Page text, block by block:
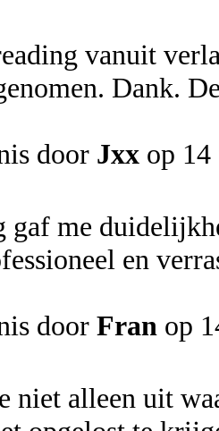
vanuit
Dank.
door Jxx op
gaf me
en
door Fran op
niet alleen uit